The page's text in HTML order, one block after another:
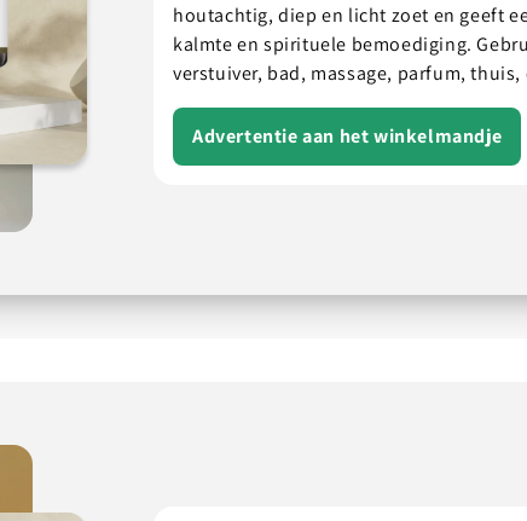
houtachtig, diep en licht zoet en geeft
kalmte en spirituele bemoediging.
verstuiver, bad, massage, parfum, thuis,
Advertentie aan het winkelmandje